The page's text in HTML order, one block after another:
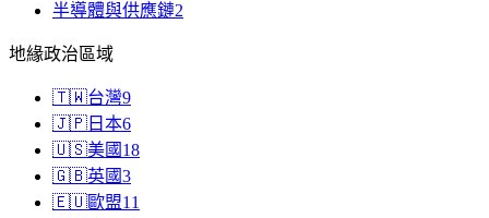
半導體與供應鏈2
地緣政治區域
🇹🇼台灣9
🇯🇵 日本6
🇺🇸美國 18
🇬🇧英國3
🇪🇺歐盟11